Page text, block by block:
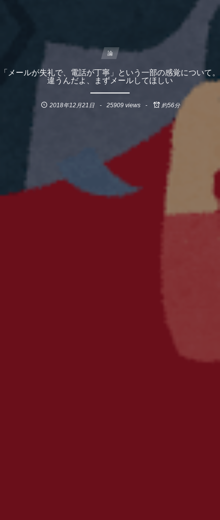
論
「メールが失礼で、電話が丁寧」という一部の感覚について。
違うんだよ、まずメールしてほしい
2018年12月21日 25909 views 約56分